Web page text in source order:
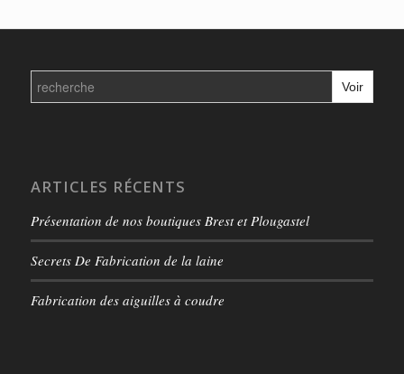
Search
for:
ARTICLES RÉCENTS
Présentation de nos boutiques Brest et Plougastel
Secrets De Fabrication de la laine
Fabrication des aiguilles à coudre